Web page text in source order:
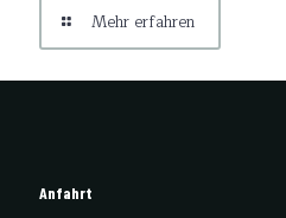
Mehr erfahren
Anfahrt